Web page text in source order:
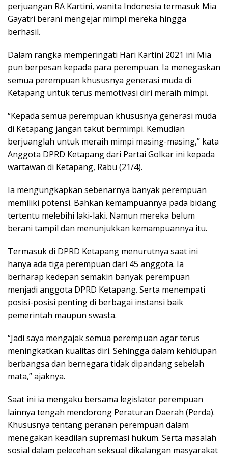
perjuangan RA Kartini, wanita Indonesia termasuk Mia
Gayatri berani mengejar mimpi mereka hingga
berhasil.
Dalam rangka memperingati Hari Kartini 2021 ini Mia
pun berpesan kepada para perempuan. Ia menegaskan
semua perempuan khususnya generasi muda di
Ketapang untuk terus memotivasi diri meraih mimpi.
“Kepada semua perempuan khususnya generasi muda
di Ketapang jangan takut bermimpi. Kemudian
berjuanglah untuk meraih mimpi masing-masing,” kata
Anggota DPRD Ketapang dari Partai Golkar ini kepada
wartawan di Ketapang, Rabu (21/4).
Ia mengungkapkan sebenarnya banyak perempuan
memiliki potensi. Bahkan kemampuannya pada bidang
tertentu melebihi laki-laki. Namun mereka belum
berani tampil dan menunjukkan kemampuannya itu.
Termasuk di DPRD Ketapang menurutnya saat ini
hanya ada tiga perempuan dari 45 anggota. Ia
berharap kedepan semakin banyak perempuan
menjadi anggota DPRD Ketapang. Serta menempati
posisi-posisi penting di berbagai instansi baik
pemerintah maupun swasta.
“Jadi saya mengajak semua perempuan agar terus
meningkatkan kualitas diri. Sehingga dalam kehidupan
berbangsa dan bernegara tidak dipandang sebelah
mata,” ajaknya.
Saat ini ia mengaku bersama legislator perempuan
lainnya tengah mendorong Peraturan Daerah (Perda).
Khususnya tentang peranan perempuan dalam
menegakan keadilan supremasi hukum. Serta masalah
sosial dalam pelecehan seksual dikalangan masyarakat